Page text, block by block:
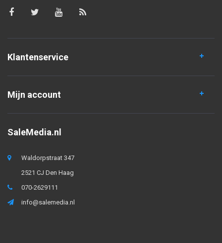
Klantenservice
Mijn account
SaleMedia.nl
Waldorpstraat 347
2521 CJ Den Haag
070-2629111
info@salemedia.nl